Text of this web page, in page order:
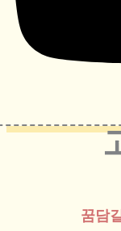
꿈담